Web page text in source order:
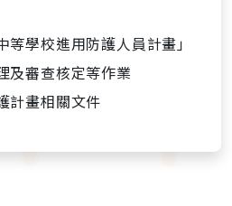
學校進用防護人員計畫」
及審查核定等作業
計畫相關文件